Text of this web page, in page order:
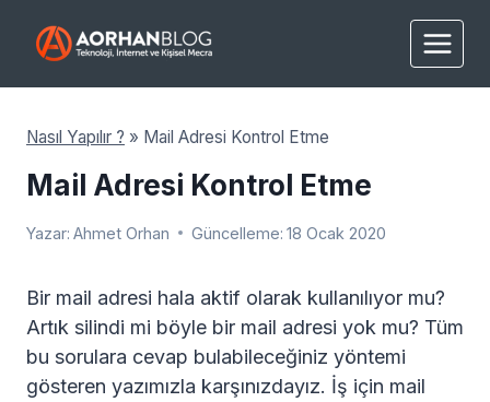
Nasıl Yapılır ? » Mail Adresi Kontrol Etme
Mail Adresi Kontrol Etme
Yazar: Ahmet Orhan Güncelleme: 18 Ocak 2020
Bir mail adresi hala aktif olarak kullanılıyor mu?
Artık silindi mi böyle bir mail adresi yok mu? Tüm
bu sorulara cevap bulabileceğiniz yöntemi
gösteren yazımızla karşınızdayız. İş için mail